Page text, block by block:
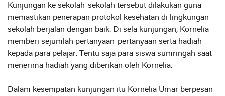
Kunjungan ke sekolah-sekolah tersebut dilakukan guna
memastikan penerapan protokol kesehatan di lingkungan
sekolah berjalan dengan baik. Di sela kunjungan, Kornelia
memberi sejumlah pertanyaan-pertanyaan serta hadiah
kepada para pelajar. Tentu saja para siswa sumringah saat
menerima hadiah yang diberikan oleh Kornelia.
Dalam kesempatan kunjungan itu Kornelia Umar berpesan